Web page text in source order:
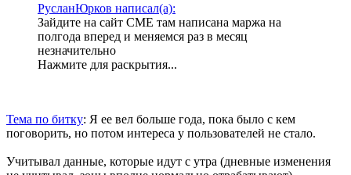
РусланЮрков написал(а):
Зайдите на сайт СМЕ там написана маржа на
полгода вперед и меняемся раз в месяц
незначительно
Нажмите для раскрытия...
Тема по битку: Я ее вел больше года, пока было с кем
поговорить, но потом интереса у пользователей не стало.
Учитывал данные, которые идут с утра (дневные изменения